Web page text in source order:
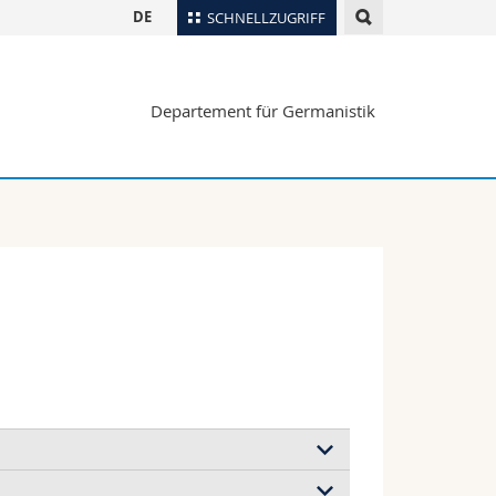
SCHNELLZUGRIFF
Ortsplan
Webmail
DE
Departement für Germanistik